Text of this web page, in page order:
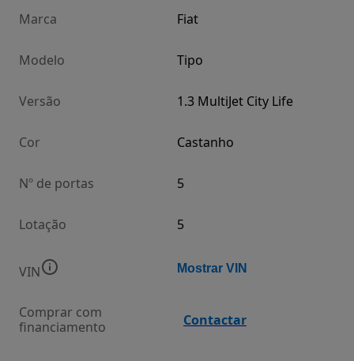
Marca Fiat
Modelo Tipo
Versão 1.3 MultiJet City Life
Cor Castanho
Nº de portas 5
Lotação 5
VIN Mostrar VIN
Comprar com
financiamento
Contactar